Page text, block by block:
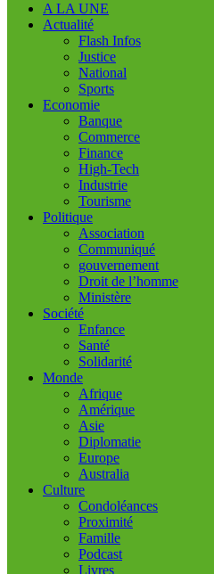
A LA UNE
Actualité
Flash Infos
Justice
National
Sports
Economie
Banque
Commerce
Finance
High-Tech
Industrie
Tourisme
Politique
Association
Communiqué
gouvernement
Droit de l’homme
Ministère
Société
Enfance
Santé
Solidarité
Monde
Afrique
Amérique
Asie
Diplomatie
Europe
Australia
Culture
Condoléances
Proximité
Famille
Podcast
Livres